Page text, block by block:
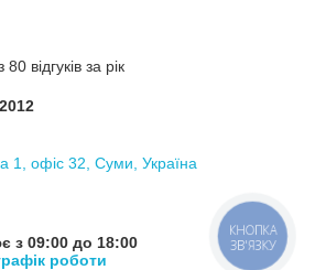
відгуків за рік
1, офіс 32, Суми, Україна
з 09:00 до 18:00
роботи
КНОПКА
ЗВ'ЯЗКУ